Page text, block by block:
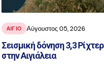
ΑΙΓΙΟ Αύγουστος 05, 2026
Σεισμική δόνηση 3,3 Ρίχτερ
στην Αιγιάλεια